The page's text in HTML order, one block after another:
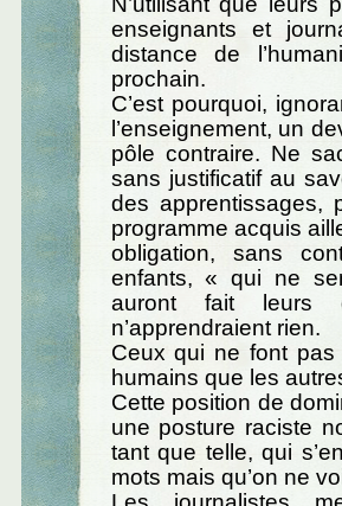
enseignants et
distance de
prochain.
C’est pourquoi,
l’enseignement, un
pôle contraire. Ne
sans justificatif au
des apprentissages,
programme acquis
obligation, sans
enfants, « qui ne
auront fait leurs
n’apprendraient rien.
Ceux qui ne font
humains que les
Cette position de
une posture raciste
tant que telle, qui
mots mais qu’on ne